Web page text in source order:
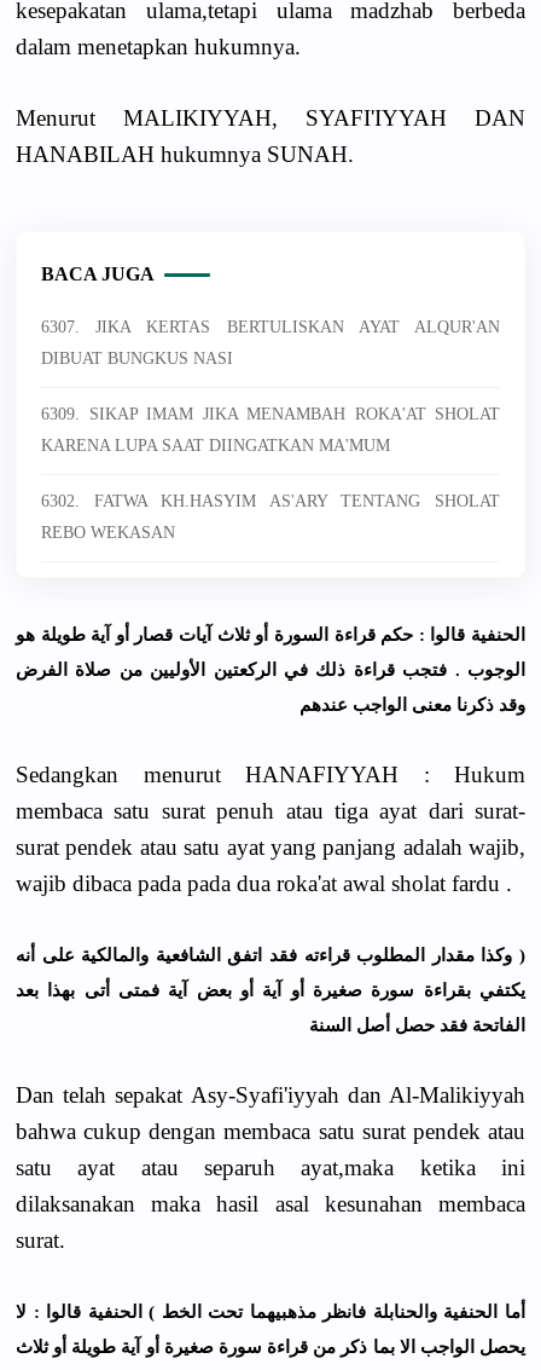
kesepakatan ulama,tetapi ulama madzhab berbeda
dalam menetapkan hukumnya.
Menurut MALIKIYYAH, SYAFI'IYYAH DAN
HANABILAH hukumnya SUNAH.
BACA JUGA
6307. JIKA KERTAS BERTULISKAN AYAT ALQUR'AN
DIBUAT BUNGKUS NASI
6309. SIKAP IMAM JIKA MENAMBAH ROKA'AT SHOLAT
KARENA LUPA SAAT DIINGATKAN MA'MUM
6302. FATWA KH.HASYIM AS'ARY TENTANG SHOLAT
REBO WEKASAN
ﺍﻟﺤﻨﻔﻴﺔ ﻗﺎﻟﻮﺍ : ﺣﻜﻢ ﻗﺮﺍﺀﺓ ﺍﻟﺴﻮﺭﺓ ﺃﻭ ﺛﻼﺙ ﺁﻳﺎﺕ ﻗﺼﺎﺭ ﺃﻭ ﺁﻳﺔ ﻃﻮﻳﻠﺔ ﻫﻮ
ﺍﻟﻮﺟﻮﺏ . ﻓﺘﺠﺐ ﻗﺮﺍﺀﺓ ﺫﻟﻚ ﻓﻲ ﺍﻟﺮﻛﻌﺘﻴﻦ ﺍﻷﻭﻟﻴﻴﻦ ﻣﻦ ﺻﻼﺓ ﺍﻟﻔﺮﺽ
ﻭﻗﺪ ﺫﻛﺮﻧﺎ ﻣﻌﻨﻰ ﺍﻟﻮﺍﺟﺐ ﻋﻨﺪﻫﻢ
Sedangkan menurut HANAFIYYAH : Hukum
membaca satu surat penuh atau tiga ayat dari surat-
surat pendek atau satu ayat yang panjang adalah wajib,
wajib dibaca pada pada dua roka'at awal sholat fardu .
( ﻭﻛﺬﺍ ﻣﻘﺪﺍﺭ ﺍﻟﻤﻄﻠﻮﺏ ﻗﺮﺍﺀﺗﻪ ﻓﻘﺪ ﺍﺗﻔﻖ ﺍﻟﺸﺎﻓﻌﻴﺔ ﻭﺍﻟﻤﺎﻟﻜﻴﺔ ﻋﻠﻰ ﺃﻧﻪ
ﻳﻜﺘﻔﻲ ﺑﻘﺮﺍﺀﺓ ﺳﻮﺭﺓ ﺻﻐﻴﺮﺓ ﺃﻭ ﺁﻳﺔ ﺃﻭ ﺑﻌﺾ ﺁﻳﺔ ﻓﻤﺘﻰ ﺃﺗﻰ ﺑﻬﺬﺍ ﺑﻌﺪ
ﺍﻟﻔﺎﺗﺤﺔ ﻓﻘﺪ ﺣﺼﻞ ﺃﺻﻞ ﺍﻟﺴﻨﺔ
Dan telah sepakat Asy-Syafi'iyyah dan Al-Malikiyyah
bahwa cukup dengan membaca satu surat pendek atau
satu ayat atau separuh ayat,maka ketika ini
dilaksanakan maka hasil asal kesunahan membaca
surat.
ﺃﻣﺎ ﺍﻟﺤﻨﻔﻴﺔ ﻭﺍﻟﺤﻨﺎﺑﻠﺔ ﻓﺎﻧﻈﺮ ﻣﺬﻫﺒﻴﻬﻤﺎ ﺗﺤﺖ ﺍﻟﺨﻂ ) ﺍﻟﺤﻨﻔﻴﺔ ﻗﺎﻟﻮﺍ : ﻻ
ﻳﺤﺼﻞ ﺍﻟﻮﺍﺟﺐ ﺍﻻ ﺑﻤﺎ ﺫﻛﺮ ﻣﻦ ﻗﺮﺍﺀﺓ ﺳﻮﺭﺓ ﺻﻐﻴﺮﺓ ﺃﻭ ﺁﻳﺔ ﻃﻮﻳﻠﺔ ﺃﻭ ﺛﻼﺙ